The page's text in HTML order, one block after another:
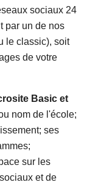
sociaux 24
par un de nos
le classic), soit
de votre
Basic et
nom de l'école;
ses
sur les
et de